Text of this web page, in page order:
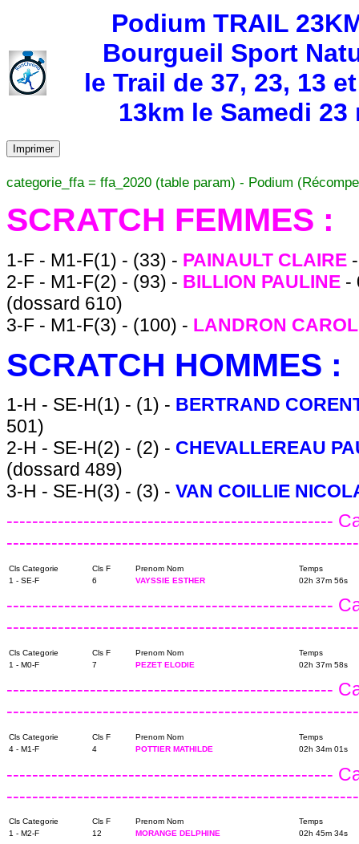
Podium TRAIL
Bourgueil Sport
le Trail de 37, 23, 13
13km le Samedi
Imprimer
categorie_ffa = ffa_2020 (table param) - Podium
SCRATCH FEMMES :
1-F - M1-F(1) - (33) - PAINAULT CLAIRE
2-F - M1-F(2) - (93) - BILLION PAULINE -
(dossard 610)
3-F - M1-F(3) - (100) - LANDRON
SCRATCH HOMMES :
1-H - SE-H(1) - (1) - BERTRAND
501)
2-H - SE-H(2) - (2) - CHEVALLEREAU
(dossard 489)
3-H - SE-H(3) - (3) - VAN COILLIE
---------------------------------------------------
Cls Categorie Cls F Prenom Nom
Temps
1 - SE-F
6 VAYSSIE ESTHER 02h 37m 56s
---------------------------------------------------
Cls Categorie Cls F Prenom Nom
Temps
1 - M0-F
7 PEZET ELODIE 02h 37m 58s
---------------------------------------------------
Cls Categorie Cls F Prenom Nom
Temps
4 - M1-F
4 POTTIER MATHILDE 02h 34m 01s
---------------------------------------------------
Cls Categorie Cls F Prenom Nom
Temps
1 - M2-F
12 MORANGE DELPHINE 02h 45m 34s